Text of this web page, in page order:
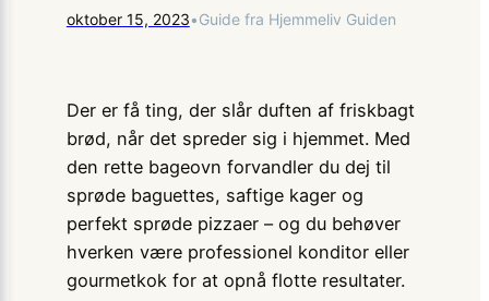
oktober 15, 2023•Guide fra Hjemmeliv Guiden
Der er få ting, der slår duften af friskbagt
brød, når det spreder sig i hjemmet. Med
den rette bageovn forvandler du dej til
sprøde baguettes, saftige kager og
perfekt sprøde pizzaer – og du behøver
hverken være professionel konditor eller
gourmetkok for at opnå flotte resultater.